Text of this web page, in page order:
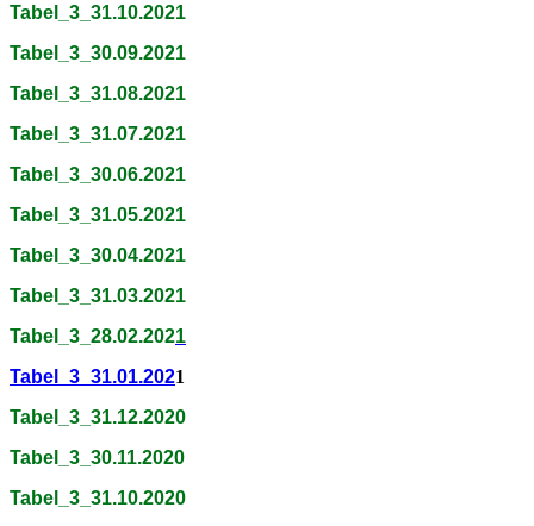
Tabel_3_31.10.2021
Tabel_3_30.09.2021
Tabel_3_31.08.2021
Tabel_3_31.07.2021
Tabel_3_30.06.2021
Tabel_3_31.05.2021
Tabel_3_30.04.2021
Tabel_3_31.03.2021
Tabel_3_28.02.2021
Tabel_3_31.01.2021
Tabel_3_31.12.2020
Tabel_3_30.11.2020
Tabel_3_31.10.2020